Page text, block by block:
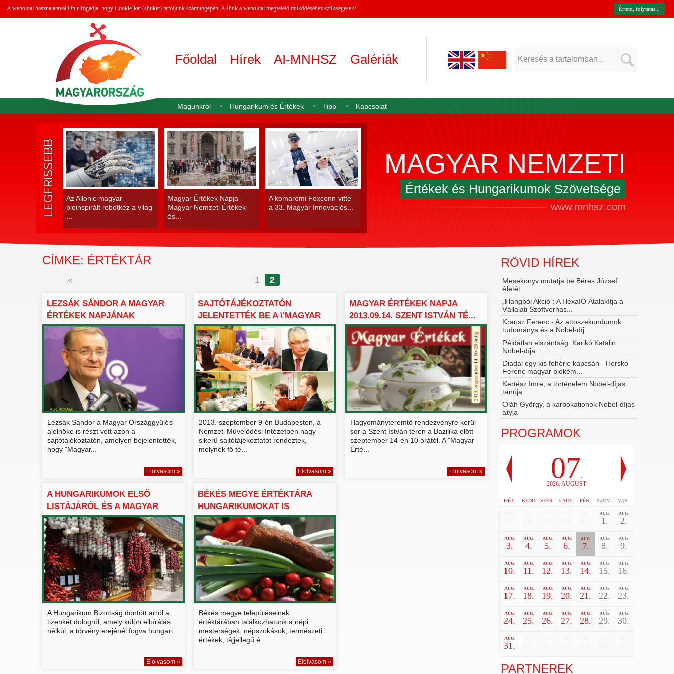
A weboldal használatával Ön elfogadja, hogy Cookie-kat (sütiket) tároljunk számítógépén. A sütik a weboldal megfelelő működéséhez szükségesek! Értem, folytatás...
Főoldal Hírek AI-MNHSZ Galériák
Magunkról Hungarikum és Értékek Tipp Kapcsolat
LEGFRISSEBB
Az Allonic magyar
bioinspirált robotkéz a világ
Magyar Értékek Napja –
Magyar Nemzeti Értékek
és...
A komáromi Foxconn vitte
a 33. Magyar Innovációs...
MAGYAR NEMZETI
Értékek és Hungarikumok Szövetsége
www.mnhsz.com
CÍMKE: ÉRTÉKTÁR
« 1 2
LEZSÁK SÁNDOR A MAGYAR
ÉRTÉKEK NAPJÁNAK
SAJTÓTÁJ...
Lezsák Sándor a Magyar Országgyűlés
alelnöke is részt vett azon a
sajtótájékoztatón, amelyen bejelentették,
hogy "Magyar...
Elolvasom »
SAJTÓTÁJÉKOZTATÓN
JELENTETTÉK BE A \'MAGYAR
ÉRTÉ...
2013. szeptember 9-én Budapesten, a
Nemzeti Művelődési Intézetben nagy
sikerű sajtótájékoztatót rendeztek,
melynek fő té...
Elolvasom »
MAGYAR ÉRTÉKEK NAPJA
2013.09.14. SZENT ISTVÁN TÉ...
Hagyományteremtő rendezvényre kerül
sor a Szent István téren a Bazilika előtt
szeptember 14-én 10 órától. A "Magyar
Érté...
Elolvasom »
A HUNGARIKUMOK ELSŐ
LISTÁJÁRÓL ÉS A MAGYAR
ÉRTÉK...
A Hungarikum Bizottság döntött arról a
tizenkét dologról, amely külön elbírálás
nélkül, a törvény erejénél fogva hungari...
Elolvasom »
BÉKÉS MEGYE ÉRTÉKTÁRA
HUNGARIKUMOKAT IS
TARTALMA...
Békés megye településeinek
értéktárában találkozhatunk a népi
mesterségek, népszokások, természeti
értékek, tájjellegű é...
Elolvasom »
RÖVID HÍREK
Mesekönyv mutatja be Béres József
életét
„Hangból Akció”: A HexaIO Átalakítja a
Vállalati Szoftverhas...
Krausz Ferenc - Az attoszekundumok
tudománya és a Nobel‑díj
Példátlan elszántság: Karikó Katalin
Nobel-díja
Diadal egy kis fehérje kapcsán - Herskó
Ferenc magyar biokém...
Kertész Imre, a történelem Nobel-díjas
tanúja
Oláh György, a karbokationok Nobel-díjas
atyja
PROGRAMOK
07.
2026. AUGUST
HÉT. KEDD SZER. CSÜT. PÉN. SZOM. VAS.
AUG.
1.
AUG.
2.
AUG.
3.
AUG.
4.
AUG.
5.
AUG.
6.
AUG.
7.
AUG.
8.
AUG.
9.
AUG.
10.
AUG.
11.
AUG.
12.
AUG.
13.
AUG.
14.
AUG.
15.
AUG.
16.
AUG.
17.
AUG.
18.
AUG.
19.
AUG.
20.
AUG.
21.
AUG.
22.
AUG.
23.
AUG.
24.
AUG.
25.
AUG.
26.
AUG.
27.
AUG.
28.
AUG.
29.
AUG.
30.
AUG.
31.
PARTNEREK